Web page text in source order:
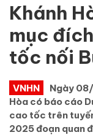
Khánh
mục
tốc nối
VNHN
Ngày
Hòa có báo cáo
cao tốc trên
2025 đoạn quan